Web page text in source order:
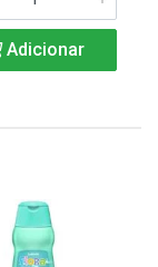
Adicionar